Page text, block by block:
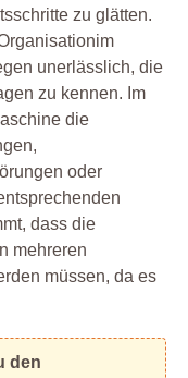
zu glätten.
unerlässlich, die
zu kennen. Im
die
oder
dass die
mehreren
müssen, da es
den